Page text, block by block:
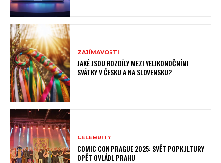
ZAJÍMAVOSTI
JAKÉ JSOU ROZDÍLY MEZI VELIKONOČNÍMI
SVÁTKY V ČESKU A NA SLOVENSKU?
CELEBRITY
COMIC CON PRAGUE 2025: SVĚT POPKULTURY
OPĚT OVLÁDL PRAHU